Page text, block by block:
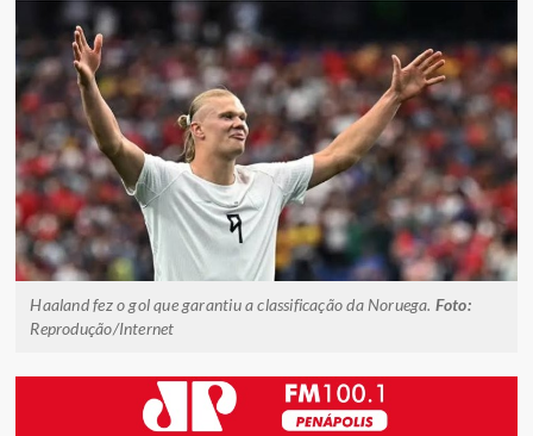
Haaland fez o gol que garantiu a classificação da Noruega. Foto:
Reprodução/Internet